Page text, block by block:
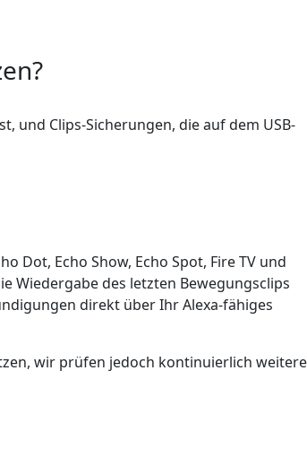
und Clips-Sicherungen, die auf dem USB-
Dot, Echo Show, Echo Spot, Fire TV und
Wiedergabe des letzten Bewegungsclips
direkt über Ihr Alexa-fähiges
wir prüfen jedoch kontinuierlich weitere